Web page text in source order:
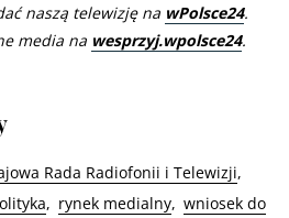
naszą telewizję na wPolsce24.
media na wesprzyj.wpolsce24.
Rada Radiofonii i Telewizji
rynek medialny wniosek do